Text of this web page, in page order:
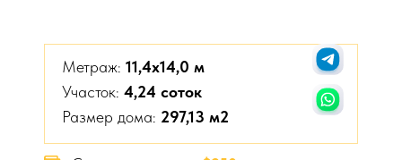
Метраж: 11,4x14,0 м
Участок: 4,24 соток
Размер дома: 297,13 м2